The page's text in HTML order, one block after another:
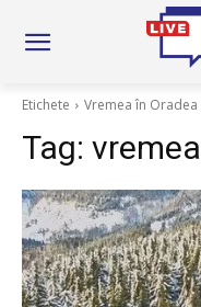
Etichete Vremea în Oradea
Tag: